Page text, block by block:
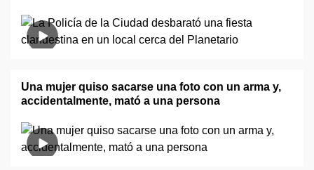
Una mujer quiso sacarse una foto con un arma y,
accidentalmente, mató a una persona